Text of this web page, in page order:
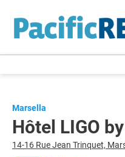
Marsella
Hôtel LIGO
14-16 Rue Jean Trinquet,